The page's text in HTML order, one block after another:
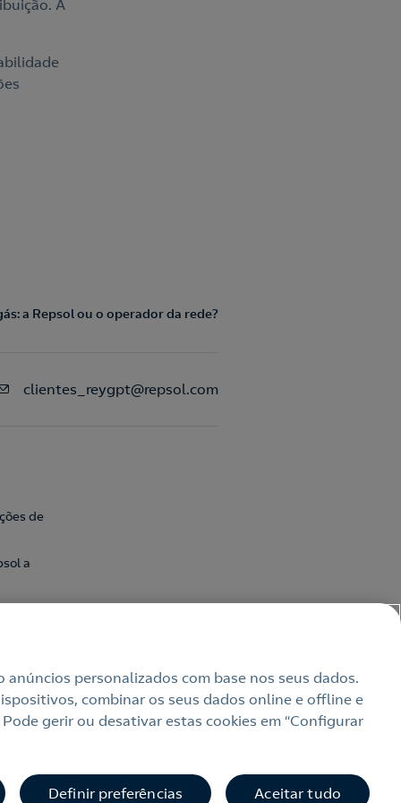
A
a Repsol ou o operador da rede?
clientes_reygpt@repsol.com
de
a
personalizados com base nos seus dados.
combinar os seus dados online e offline e
gerir ou desativar estas cookies em “Configurar
Definir preferências Aceitar tudo